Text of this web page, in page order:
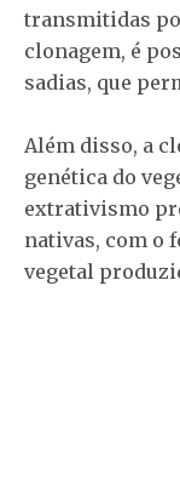
transmitidas
clonagem, é
sadias, que
Além disso, a
genética do
extrativismo
nativas, com o
vegetal